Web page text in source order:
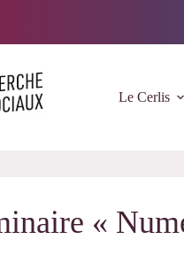
Le Cerlis
«